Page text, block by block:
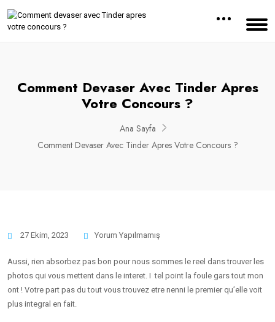
Comment Devaser Avec Tinder Apres
Votre Concours ?
Ana Sayfa
Comment Devaser Avec Tinder Apres Votre Concours ?
27 Ekim, 2023 Yorum Yapılmamış
Aussi, rien absorbez pas bon pour nous sommes le reel dans trouver les
photos qui vous mettent dans le interet. I tel point la foule gars tout mon
ont ! Votre part pas du tout vous trouvez etre nenni le premier qu’elle voit
plus integral en fait.